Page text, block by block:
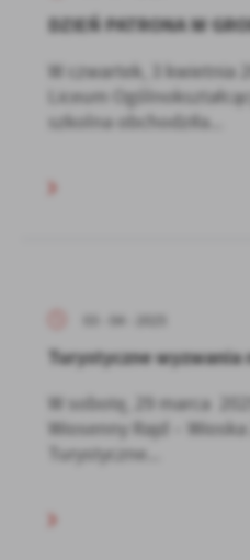
DZIEŃ PATRONA W
W czwartek, 3 kwietnia
Liceum
szkolna obchodziła...
03 - 04 - 2025
Turystyczne
W sobotę, 29 marca
Wiosenny Rajd – Wioska
Turystyczne...